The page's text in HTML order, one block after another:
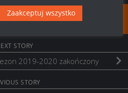
STORY
2019-2020 zakończony
STORY
Zaakceptuj wszystko